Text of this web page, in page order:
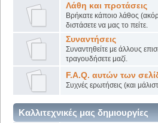
Λάθη και προτάσεις
Βρήκατε κάποιο λάθος
διστάσετε να μας το πείτε.
Συναντήσεις
Συναντηθείτε με άλλους
τραγουδήσετε μαζί.
F.A.Q. αυτών των
Συχνές ερωτήσεις (και
Καλλιτεχνικές μας δημιουργίες